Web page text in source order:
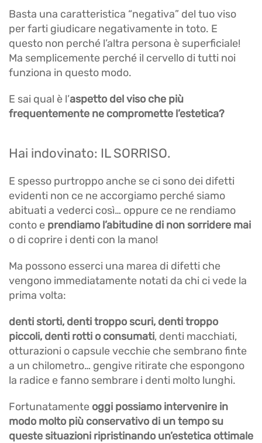
Basta una caratteristica “negativa” del tuo viso
per farti giudicare negativamente in toto. E
questo non perché l’altra persona è superficiale!
Ma semplicemente perché il cervello di tutti noi
funziona in questo modo.
E sai qual è l’aspetto del viso che più
frequentemente ne compromette l’estetica?
Hai indovinato: IL SORRISO.
E spesso purtroppo anche se ci sono dei difetti
evidenti non ce ne accorgiamo perché siamo
abituati a vederci così… oppure ce ne rendiamo
conto e prendiamo l’abitudine di non sorridere mai
o di coprire i denti con la mano!
Ma possono esserci una marea di difetti che
vengono immediatamente notati da chi ci vede la
prima volta:
denti storti, denti troppo scuri, denti troppo
piccoli, denti rotti o consumati, denti macchiati,
otturazioni o capsule vecchie che sembrano finte
a un chilometro… gengive ritirate che espongono
la radice e fanno sembrare i denti molto lunghi.
Fortunatamente oggi possiamo intervenire in
modo molto più conservativo di un tempo su
queste situazioni ripristinando un’estetica ottimale